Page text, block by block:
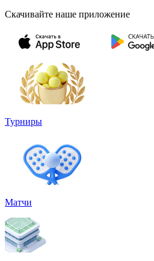
Скачивайте наше приложение
Турниры
Матчи